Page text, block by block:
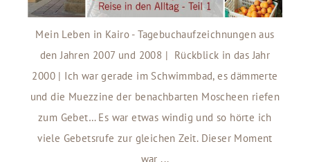
Mein Leben in Kairo - Tagebuchaufzeichnungen aus
den Jahren 2007 und 2008 | Rückblick in das Jahr
2000 | Ich war gerade im Schwimmbad, es dämmerte
und die Muezzine der benachbarten Moscheen riefen
zum Gebet… Es war etwas windig und so hörte ich
viele Gebetsrufe zur gleichen Zeit. Dieser Moment
war ...